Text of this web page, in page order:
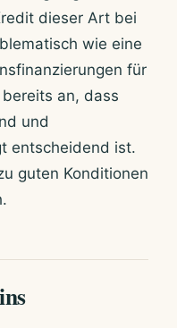
dieser Art bei
wie eine
für
an, dass
und
entscheidend ist.
guten Konditionen